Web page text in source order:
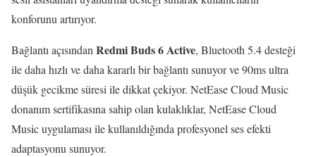
konforunu artırıyor.
Bağlantı açısından Redmi Buds 6 Active, Bluetooth 5.4 desteği
ile daha hızlı ve daha kararlı bir bağlantı sunuyor ve 90ms ultra
düşük gecikme süresi ile dikkat çekiyor. NetEase Cloud Music
donanım sertifikasına sahip olan kulaklıklar, NetEase Cloud
Music uygulaması ile kullanıldığında profesyonel ses efekti
adaptasyonu sunuyor.